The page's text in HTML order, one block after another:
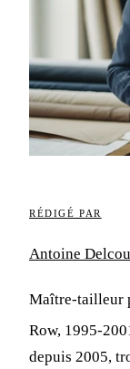
RÉDIGÉ PAR
Antoine
Maître-tailleur
Row, 1995-
depuis 2005,